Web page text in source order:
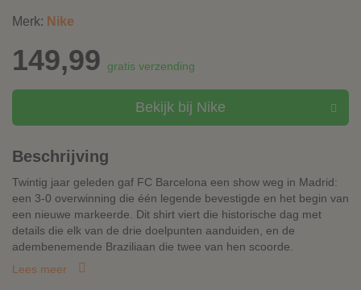
Merk: Nike
149,99 gratis verzending
Bekijk bij Nike
Beschrijving
Twintig jaar geleden gaf FC Barcelona een show weg in Madrid:
een 3-0 overwinning die één legende bevestigde en het begin van
een nieuwe markeerde. Dit shirt viert die historische dag met
details die elk van de drie doelpunten aanduiden, en de
adembenemende Braziliaan die twee van hen scoorde.
Lees meer